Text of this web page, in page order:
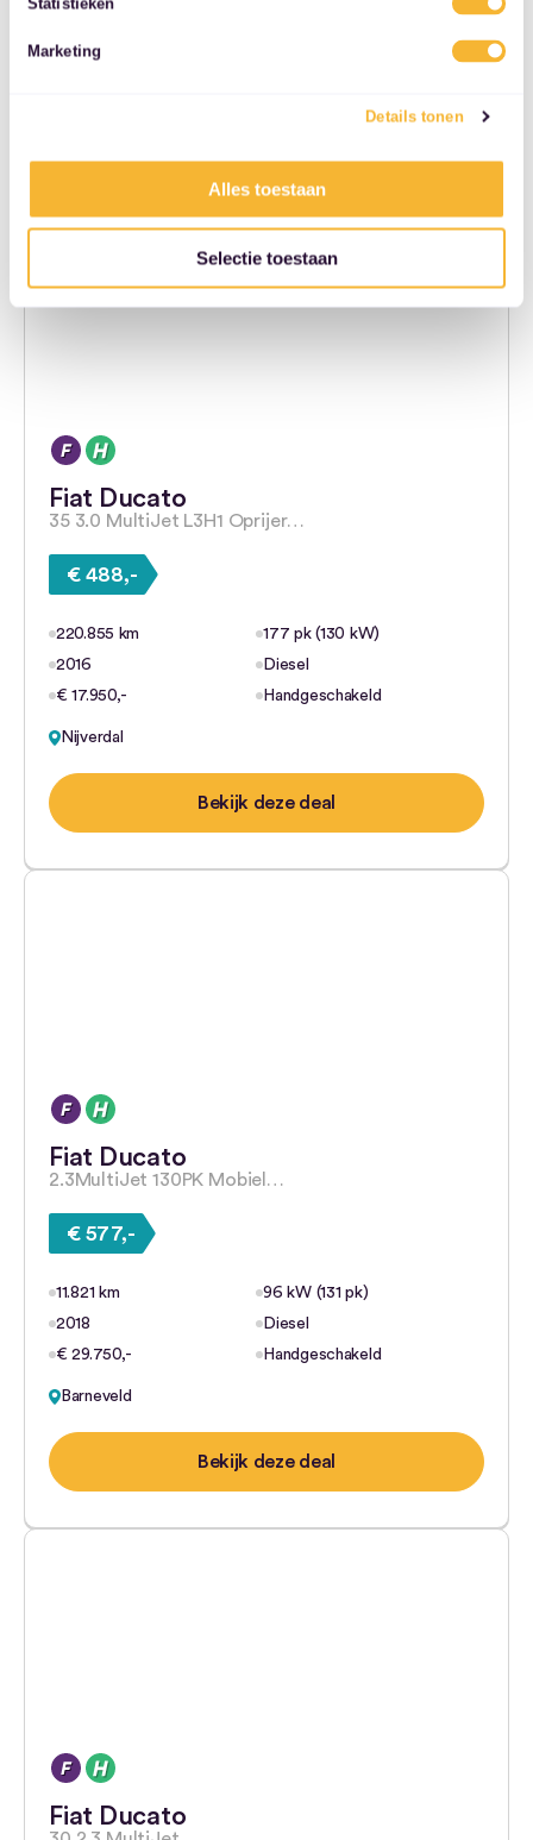
Statistieken
Marketing
Details tonen
Alles toestaan
Selectie toestaan
2018
Fiat Ducato
35 3.0 MultiJet L3H1 Oprijer…
€ 488,-
220.855 km
177 pk (130 kW)
2016
Diesel
€ 17.950,-
Handgeschakeld
Nijverdal
Bekijk deze deal
Fiat Ducato
2.3MultiJet 130PK Mobiel…
€ 577,-
11.821 km
96 kW (131 pk)
2018
Diesel
€ 29.750,-
Handgeschakeld
Barneveld
Bekijk deze deal
Fiat Ducato